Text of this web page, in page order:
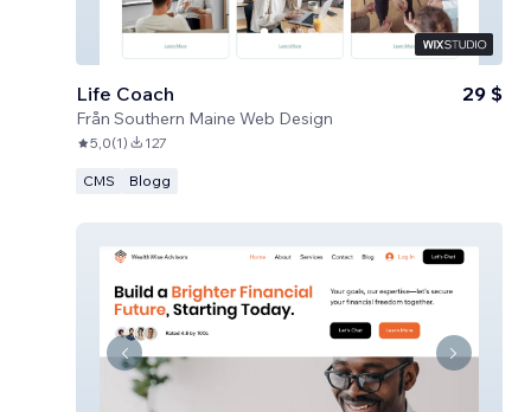
Life Coach
Från Southern Maine Web Design
29 $
5,0(1) 127
CMS Blogg